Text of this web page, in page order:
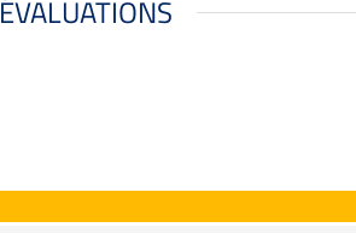
ÉVALUATIONS